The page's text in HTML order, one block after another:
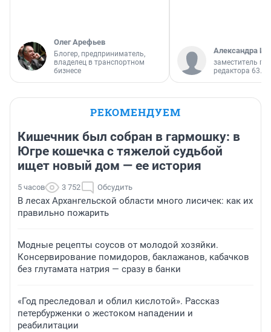
Олег Арефьев
Блогер, предприниматель,
владелец в транспортном
бизнесе
Александра
заместитель
редактора 63.RU
РЕКОМЕНДУЕМ
Кишечник был собран в гармошку: в
Югре кошечка с тяжелой судьбой
ищет новый дом — ее история
5 часов 3 752 Обсудить
В лесах Архангельской области много лисичек: как их
правильно пожарить
Модные рецепты соусов от молодой хозяйки.
Консервирование помидоров, баклажанов, кабачков
без глутамата натрия — сразу в банки
«Год преследовал и облил кислотой». Рассказ
петербурженки о жестоком нападении и
реабилитации